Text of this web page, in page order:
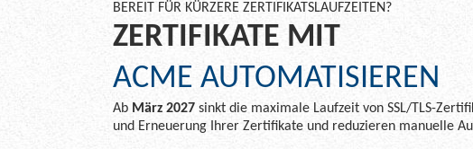
BEREIT FÜR KÜRZERE ZERTIFIKATSLAUFZEITEN?
ZERTIFIKATE MIT
ACME AUTOMATISIEREN
Ab März 2027sinkt die maximale Laufzeit von SSL/TLS-
und Erneuerung Ihrer Zertifikate und reduzieren manuelle